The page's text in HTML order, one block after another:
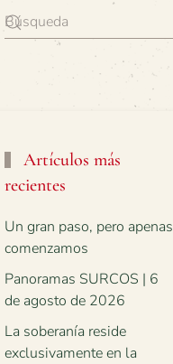
Artículos más
recientes
Un gran paso, pero apenas
comenzamos
Panoramas SURCOS | 6
de agosto de 2026
La soberanía reside
exclusivamente en la